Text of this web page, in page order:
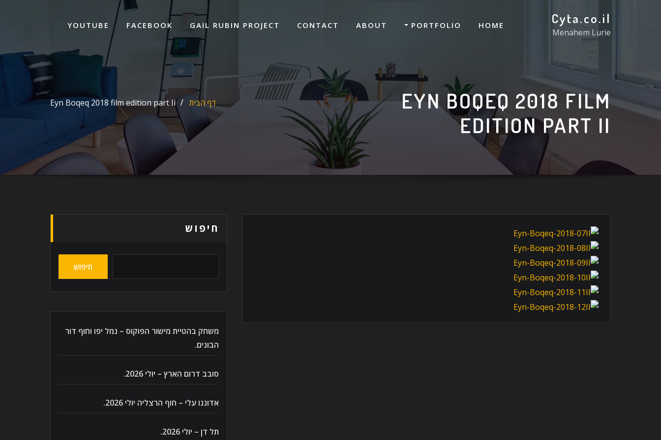
Cyta.co.il
Menahem Lurie
HOME
PORTFOLIO
ABOUT
CONTACT
GAIL RUBIN PROJECT
FACEBOOK
YOUTUBE
EYN BOQEQ 2018 FILM
EDITION PART II
דף הבית Eyn Boqeq 2018 film edition part Ii
חיפוש
חיפוש
משחק בהטיית מישור הפוקוס – נמל יפו וחוף דור
הבונים.
סובב דרום הארץ – יולי 2026.
אדוננו עלי – חוף הרצליה יולי 2026.
תל דן – יולי 2026.